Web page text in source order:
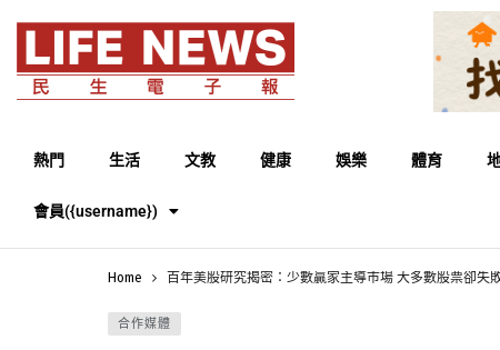
熱門 生活 文教 健康 娛樂 體育
會員({username})
Home 百年美股研究揭密：少數贏家主導市場 大多數股票卻失
合作媒體